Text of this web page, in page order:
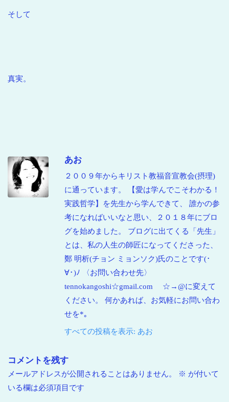
そして
真実。
あお
２００９年からキリスト教福音宣教会(摂理)
に通っています。 【愛は学んでこそわかる！
実践哲学】を先生から学んできて、 誰かの参
考になればいいなと思い、２０１８年にブロ
グを始めました。 ブログに出てくる「先生」
とは、私の人生の師匠になってくださった、
鄭 明析(チョン ミョンソク)氏のことです(･
∀･)ﾉ 〈お問い合わせ先〉
tennokangoshi☆gmail.com ☆→@に変えて
ください。 何かあれば、お気軽にお問い合わ
せを*｡
すべての投稿を表示: あお
コメントを残す
メールアドレスが公開されることはありません。 ※ が付いて
いる欄は必須項目です